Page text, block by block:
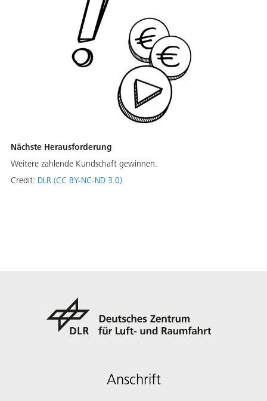
Nächste Herausforderung
Weitere zahlende Kundschaft gewinnen.
Credit: DLR (CC BY-NC-ND 3.0)
Anschrift